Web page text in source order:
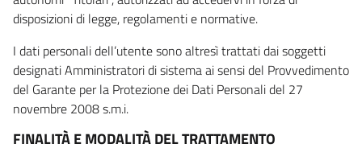
disposizioni di legge, regolamenti e normative.
I dati personali dell’utente sono altresì trattati dai soggetti
designati Amministratori di sistema ai sensi del Provvedimento
del Garante per la Protezione dei Dati Personali del 27
novembre 2008 s.m.i.
FINALITÀ E MODALITÀ DEL TRATTAMENTO